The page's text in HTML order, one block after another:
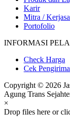
Karir
Mitra /
Portofolio
INFORMASI
Check Harga
Cek
Copyright © 2026
Agung Trans
×
Drop files here or